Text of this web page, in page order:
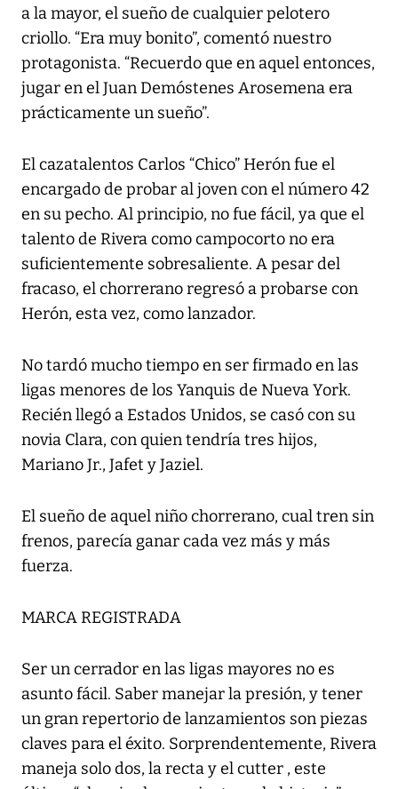
a la mayor, el sueño de cualquier pelotero
criollo. “Era muy bonito”, comentó nuestro
protagonista. “Recuerdo que en aquel entonces,
jugar en el Juan Demóstenes Arosemena era
prácticamente un sueño”.
El cazatalentos Carlos “Chico” Herón fue el
encargado de probar al joven con el número 42
en su pecho. Al principio, no fue fácil, ya que el
talento de Rivera como campocorto no era
suficientemente sobresaliente. A pesar del
fracaso, el chorrerano regresó a probarse con
Herón, esta vez, como lanzador.
No tardó mucho tiempo en ser firmado en las
ligas menores de los Yanquis de Nueva York.
Recién llegó a Estados Unidos, se casó con su
novia Clara, con quien tendría tres hijos,
Mariano Jr., Jafet y Jaziel.
El sueño de aquel niño chorrerano, cual tren sin
frenos, parecía ganar cada vez más y más
fuerza.
MARCA REGISTRADA
Ser un cerrador en las ligas mayores no es
asunto fácil. Saber manejar la presión, y tener
un gran repertorio de lanzamientos son piezas
claves para el éxito. Sorprendentemente, Rivera
maneja solo dos, la recta y el cutter , este